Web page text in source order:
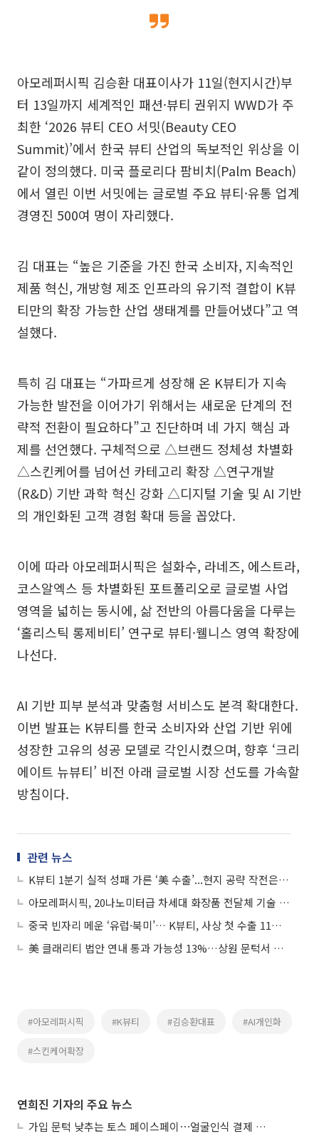
아모레퍼시픽 김승환 대표이사가 11일(현지시간)부
터 13일까지 세계적인 패션·뷰티 권위지 WWD가 주
최한 ‘2026 뷰티 CEO 서밋(Beauty CEO
Summit)’에서 한국 뷰티 산업의 독보적인 위상을 이
같이 정의했다. 미국 플로리다 팜비치(Palm Beach)
에서 열린 이번 서밋에는 글로벌 주요 뷰티·유통 업계
경영진 500여 명이 자리했다.
김 대표는 “높은 기준을 가진 한국 소비자, 지속적인
제품 혁신, 개방형 제조 인프라의 유기적 결합이 K뷰
티만의 확장 가능한 산업 생태계를 만들어냈다”고 역
설했다.
특히 김 대표는 “가파르게 성장해 온 K뷰티가 지속
가능한 발전을 이어가기 위해서는 새로운 단계의 전
략적 전환이 필요하다”고 진단하며 네 가지 핵심 과
제를 선언했다. 구체적으로 △브랜드 정체성 차별화
△스킨케어를 넘어선 카테고리 확장 △연구개발
(R&D) 기반 과학 혁신 강화 △디지털 기술 및 AI 기반
의 개인화된 고객 경험 확대 등을 꼽았다.
이에 따라 아모레퍼시픽은 설화수, 라네즈, 에스트라,
코스알엑스 등 차별화된 포트폴리오로 글로벌 사업
영역을 넓히는 동시에, 삶 전반의 아름다움을 다루는
‘홀리스틱 롱제비티’ 연구로 뷰티·웰니스 영역 확장에
나선다.
AI 기반 피부 분석과 맞춤형 서비스도 본격 확대한다.
이번 발표는 K뷰티를 한국 소비자와 산업 기반 위에
성장한 고유의 성공 모델로 각인시켰으며, 향후 ‘크리
에이트 뉴뷰티’ 비전 아래 글로벌 시장 선도를 가속할
방침이다.
관련 뉴스
K뷰티 1분기 실적 성패 가른 ‘美 수출’...현지 공략 작전은 ‘3사 3색’
아모레퍼시픽, 20나노미터급 차세대 화장품 전달체 기술 개발
중국 빈자리 메운 ‘유럽·북미’… K뷰티, 사상 첫 수출 11억달러 고지 밟았다
美 클래리티 법안 연내 통과 가능성 13%…상원 문턱서 제동
#아모레퍼시픽 #K뷰티 #김승환대표 #AI개인화
#스킨케어확장
연희진 기자의 주요 뉴스
가입 문턱 낮추는 토스 페이스페이⋯얼굴인식 결제 확산 속도낸다